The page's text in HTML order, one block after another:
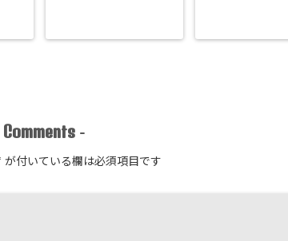
Comments -
が付いている欄は必須項目です